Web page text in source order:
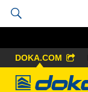
DOKA.COM
Doka